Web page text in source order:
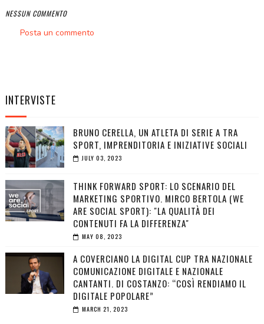
NESSUN COMMENTO
Posta un commento
INTERVISTE
BRUNO CERELLA, UN ATLETA DI SERIE A TRA
SPORT, IMPRENDITORIA E INIZIATIVE SOCIALI
JULY 03, 2023
THINK FORWARD SPORT: LO SCENARIO DEL
MARKETING SPORTIVO. MIRCO BERTOLA (WE
ARE SOCIAL SPORT): "LA QUALITÀ DEI
CONTENUTI FA LA DIFFERENZA"
MAY 08, 2023
A COVERCIANO LA DIGITAL CUP TRA NAZIONALE
COMUNICAZIONE DIGITALE E NAZIONALE
CANTANTI. DI COSTANZO: “COSÌ RENDIAMO IL
DIGITALE POPOLARE”
MARCH 21, 2023